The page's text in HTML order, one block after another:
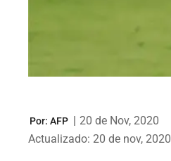
Por: AFP | 20 de Nov, 2020
Actualizado: 20 de nov, 2020